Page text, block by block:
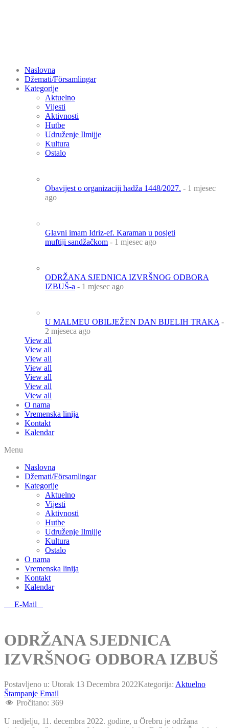
Naslovna
Džemati/Församlingar
Kategorije
Aktuelno
Vijesti
Aktivnosti
Hutbe
Udruženje Ilmijje
Kultura
Ostalo
Obavijest o organizaciji hadža 1448/2027. - 1 mjesec
ago
Glavni imam Idriz-ef. Karaman u posjeti
muftiji sandžačkom - 1 mjesec ago
ODRŽANA SJEDNICA IZVRŠNOG ODBORA
IZBUŠ-a - 1 mjesec ago
U MALMEU OBILJEŽEN DAN BIJELIH TRAKA -
2 mjeseca ago
View all
View all
View all
View all
View all
View all
View all
O nama
Vremenska linija
Kontakt
Kalendar
Menu
Naslovna
Džemati/Församlingar
Kategorije
Aktuelno
Vijesti
Aktivnosti
Hutbe
Udruženje Ilmijje
Kultura
Ostalo
O nama
Vremenska linija
Kontakt
Kalendar
E-Mail
ODRŽANA SJEDNICA
IZVRŠNOG ODBORA IZBUŠ
Postavljeno u: Utorak 13 Decembra 2022Kategorija: Aktuelno
Štampanje Email
Pročitano: 369
U nedjelju, 11. decembra 2022. godine, u Örebru je održana